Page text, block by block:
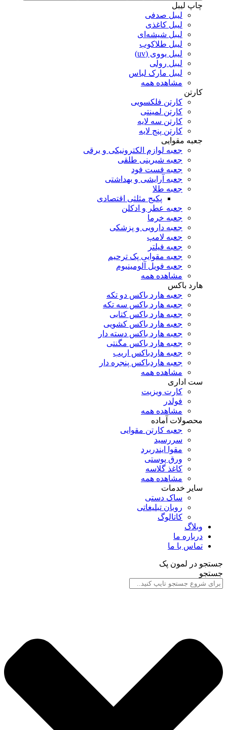
چاپ لیبل
لیبل صدفی
لیبل کاغذی
لیبل شیشه‌ای
لیبل طلاکوب
لیبل یووی (uv)
لیبل رولی
لیبل مارک لباس
مشاهده همه
کارتن
کارتن فلکسویی
کارتن لمینتی
کارتن سه لایه
کارتن پنج لایه
جعبه مقوایی
جعبه لوازم الکترونیکی و برقی
جعبه شیرینی طلقی
جعبه فست فود
جعبه آرایشی و بهداشتی
جعبه طلا
پکیج مثلثی اقتصادی
جعبه عطر و ادکلن
جعبه خرما
جعبه دارویی و پزشکی
جعبه لامپ
جعبه فیلتر
جعبه مقوایی پک ترحیم
جعبه فویل آلومینیوم
مشاهده همه
هارد باکس
جعبه هارد باکس دو تکه
جعبه هارد باکس سه تکه
جعبه هارد باکس کتابی
جعبه هارد باکس کشویی
جعبه هارد باکس دسته دار
جعبه هارد باکس مگنتی
جعبه هاردباکس اریب
جعبه هاردباکس پنجره دار
مشاهده همه
ست اداری
کارت ویزیت
فولدر
مشاهده همه
محصولات آماده
جعبه کارتن مقوایی
سررسید
مقوا ایندربرد
ورق پوستی
کاغذ گلاسه
مشاهده همه
سایر خدمات
ساک دستی
روبان تبلیغاتی
کاتالوگ
وبلاگ
درباره ما
تماس با ما
جستجو در لمون پک
جستجو